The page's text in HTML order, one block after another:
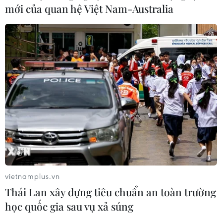
mới của quan hệ Việt Nam-Australia
vietnamplus.vn
Thái Lan xây dựng tiêu chuẩn an toàn trường
học quốc gia sau vụ xả súng